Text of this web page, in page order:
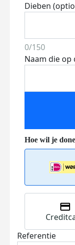
Dieben
0/150
Naam die
Referentie